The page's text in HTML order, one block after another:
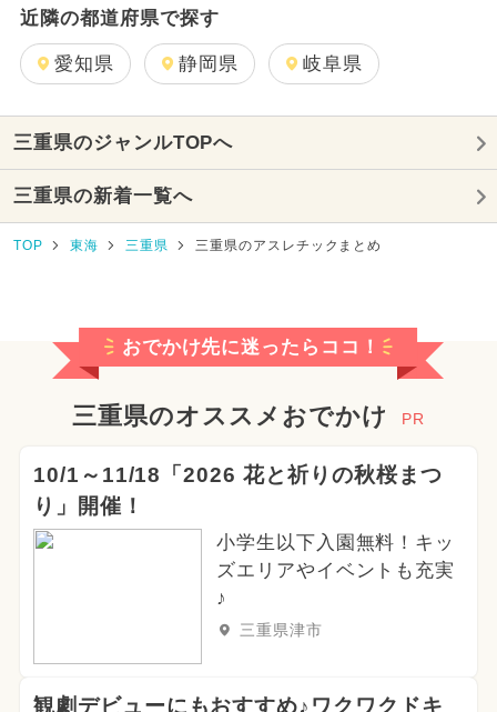
近隣の都道府県で探す
愛知県 静岡県 岐阜県
三重県のジャンルTOPへ
三重県の新着一覧へ
TOP 東海 三重県 三重県のアスレチックまとめ
おでかけ先に迷ったらココ！
三重県のオススメおでかけ PR
10/1～11/18「2026 花と祈りの秋桜まつ
り」開催！
小学生以下入園無料！キッ
ズエリアやイベントも充実
♪
三重県津市
観劇デビューにもおすすめ♪ワクワクドキ